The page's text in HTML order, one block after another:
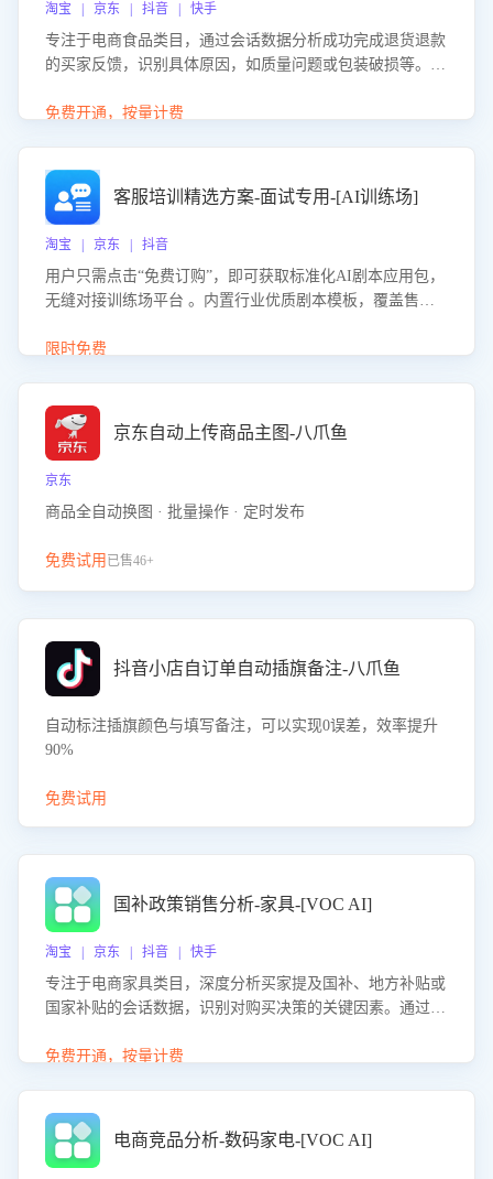
淘宝 | 京东 | 抖音 | 快手
专注于电商食品类目，通过会话数据分析成功完成退货退款
的买家反馈，识别具体原因，如质量问题或包装破损等。结
商家降低退款率，提升售后效率。
免费开通，按量计费
客服培训精选方案-面试专用-[AI训练场]
淘宝 | 京东 | 抖音
用户只需点击“免费订购”，即可获取标准化AI剧本应用包，
无缝对接训练场平台 。内置行业优质剧本模板，覆盖售前
初始化时间，助力企业快速启动智能客服训练
限时免费
京东自动上传商品主图-八爪鱼
京东
商品全自动换图 · 批量操作 · 定时发布
免费试用 已售46+
抖音小店自订单自动插旗备注-八爪鱼
自动标注插旗颜色与填写备注，可以实现0误差，效率提升
90%
免费试用
国补政策销售分析-家具-[VOC AI]
淘宝 | 京东 | 抖音 | 快手
专注于电商家具类目，深度分析买家提及国补、地方补贴或
国家补贴的会话数据，识别对购买决策的关键因素。通过AI
化策略，助力商家利用国补政策提升GMV。
免费开通，按量计费
电商竞品分析-数码家电-[VOC AI]